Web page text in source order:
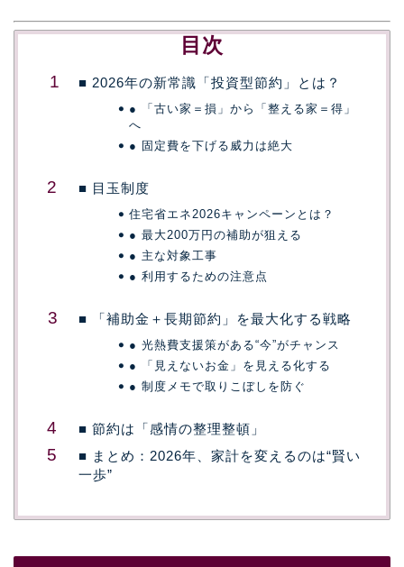
目次
■ 2026年の新常識「投資型節約」とは？
● 「古い家＝損」から「整える家＝得」
へ
● 固定費を下げる威力は絶大
■ 目玉制度
住宅省エネ2026キャンペーンとは？
● 最大200万円の補助が狙える
● 主な対象工事
● 利用するための注意点
■ 「補助金＋長期節約」を最大化する戦略
● 光熱費支援策がある“今”がチャンス
● 「見えないお金」を見える化する
● 制度メモで取りこぼしを防ぐ
■ 節約は「感情の整理整頓」
■ まとめ：2026年、家計を変えるのは“賢い
一歩”